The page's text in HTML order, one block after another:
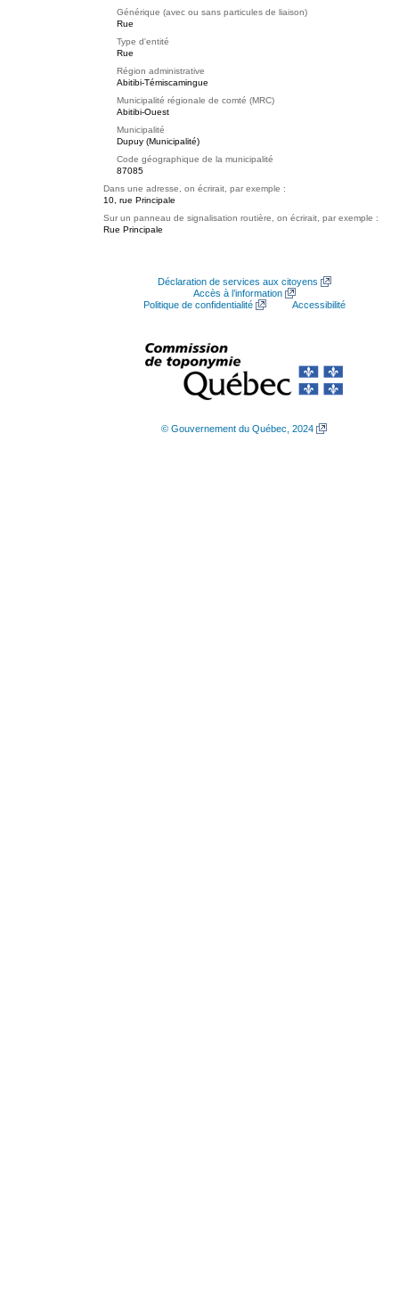
Générique (avec ou sans particules de liaison)
Rue
Type d'entité
Rue
Région administrative
Abitibi-Témiscamingue
Municipalité régionale de comté (MRC)
Abitibi-Ouest
Municipalité
Dupuy (Municipalité)
Code géographique de la municipalité
87085
Dans une adresse, on écrirait, par exemple :
10, rue Principale
Sur un panneau de signalisation routière, on écrirait, par exemple :
Rue Principale
Déclaration de services aux citoyens
Accès à l’information
Politique de confidentialité
Accessibilité
© Gouvernement du Québec, 2024